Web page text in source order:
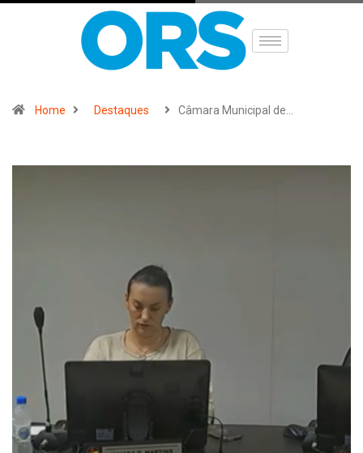
Home Destaques Câmara Municipal de…